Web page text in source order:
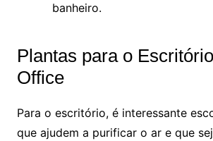
banheiro.
Plantas para o
Office
Para o escritório, é interessante
que ajudem a purificar o ar e que